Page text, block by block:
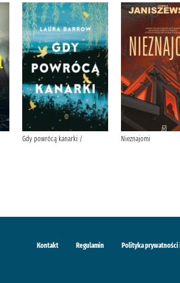
Gdy powrócą kanarki / Nieznajomi
Kontakt Regulamin Polityka